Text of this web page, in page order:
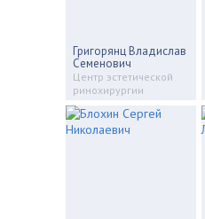
Григорянц Владислав
Семенович
Центр эстетической
ринохирургии